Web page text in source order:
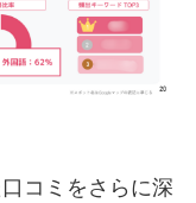
コミをさらに深